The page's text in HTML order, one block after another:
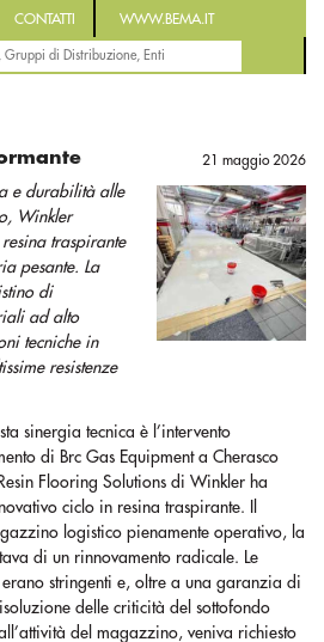
CONTATTI WWW.BEMA.IT
e durabilità alle
Winkler
traspirante
pesante. La
di
ad alto
tecniche in
resistenze
21 maggio 2026
sinergia tecnica è l’intervento
di Brc Gas Equipment a Cherasco
Flooring Solutions di Winkler ha
ciclo in resina traspirante. Il
logistico pienamente operativo, la
di un rinnovamento radicale. Le
stringenti e, oltre a una garanzia di
delle criticità del sottofondo
del magazzino, veniva richiesto